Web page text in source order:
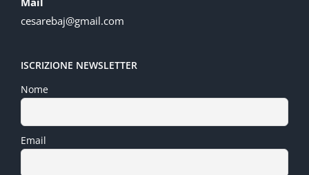
cesarebaj@gmail.com
ISCRIZIONE NEWSLETTER
Nome
Email